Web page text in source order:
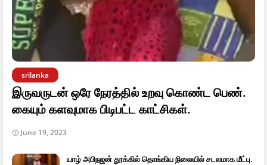
srilanka
இருவருடன் ஒரே நேரத்தில் உறவு கொண்ட பெண்.
கையும் களவுமாக பிடிபட்ட காட்சிகள்.
June 19, 2023
யாழ் அபிநஜன் தூக்கில் தொங்கிய நிலையில் சடலமாக மீட்பு.